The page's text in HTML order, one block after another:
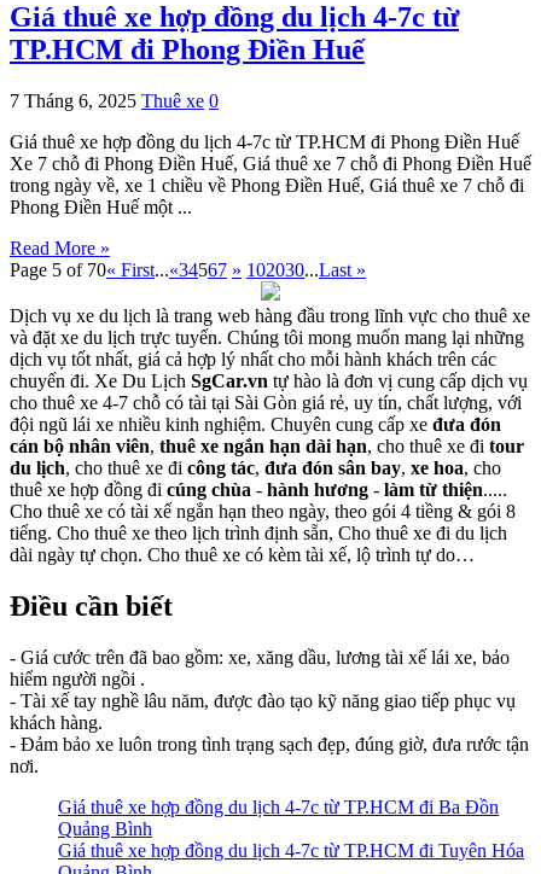
Giá thuê xe hợp đồng du lịch 4-7c từ
TP.HCM đi Phong Điền Huế
7 Tháng 6, 2025 Thuê xe 0
Giá thuê xe hợp đồng du lịch 4-7c từ TP.HCM đi Phong Điền Huế
Xe 7 chỗ đi Phong Điền Huế, Giá thuê xe 7 chỗ đi Phong Điền Huế
trong ngày về, xe 1 chiều về Phong Điền Huế, Giá thuê xe 7 chỗ đi
Phong Điền Huế một ...
Read More »
Page 5 of 70« First...«34567 » 102030...Last »
Dịch vụ xe du lịch là trang web hàng đầu trong lĩnh vực cho thuê xe
và đặt xe du lịch trực tuyến. Chúng tôi mong muốn mang lại những
dịch vụ tốt nhất, giá cả hợp lý nhất cho mỗi hành khách trên các
chuyến đi. Xe Du Lịch SgCar.vn tự hào là đơn vị cung cấp dịch vụ
cho thuê xe 4-7 chỗ có tài tại Sài Gòn giá rẻ, uy tín, chất lượng, với
đội ngũ lái xe nhiều kinh nghiệm. Chuyên cung cấp xe đưa đón
cán bộ nhân viên, thuê xe ngắn hạn dài hạn, cho thuê xe đi tour
du lịch, cho thuê xe đi công tác, đưa đón sân bay, xe hoa, cho
thuê xe hợp đồng đi cúng chùa - hành hương - làm từ thiện.....
Cho thuê xe có tài xế ngắn hạn theo ngày, theo gói 4 tiềng & gói 8
tiếng. Cho thuê xe theo lịch trình định sẵn, Cho thuê xe đi du lịch
dài ngày tự chọn. Cho thuê xe có kèm tài xế, lộ trình tự do…
Điều cần biết
- Giá cước trên đã bao gồm: xe, xăng dầu, lương tài xế lái xe, bảo
hiểm người ngồi .
- Tài xế tay nghề lâu năm, được đào tạo kỹ năng giao tiếp phục vụ
khách hàng.
- Đảm bảo xe luôn trong tình trạng sạch đẹp, đúng giờ, đưa rước tận
nơi.
Giá thuê xe hợp đồng du lịch 4-7c từ TP.HCM đi Ba Đồn
Quảng Bình
Giá thuê xe hợp đồng du lịch 4-7c từ TP.HCM đi Tuyên Hóa